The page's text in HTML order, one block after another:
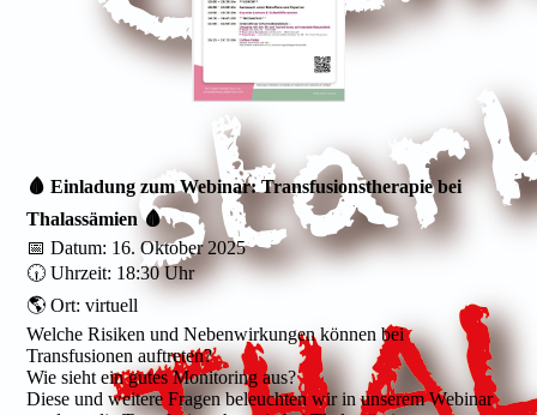
🩸 Einladung zum Webinar: Transfusionstherapie bei
Thalassämien 🩸
📅 Datum: 16. Oktober 2025
🕡 Uhrzeit: 18:30 Uhr
🌎 Ort: virtuell
Welche Risiken und Nebenwirkungen können bei
Transfusionen auftreten?
Wie sieht ein gutes Monitoring aus?
Diese und weitere Fragen beleuchten wir in unserem Webinar